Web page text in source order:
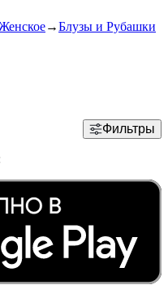
Блузы и Рубашки
Фильтры